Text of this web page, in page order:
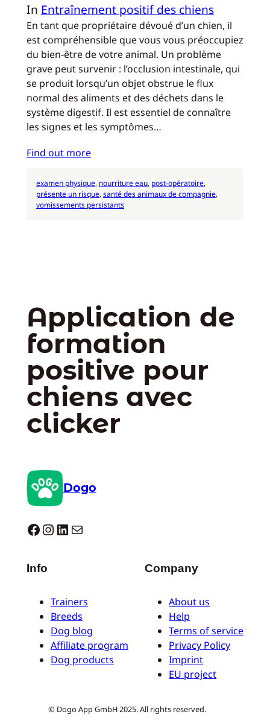
In Entraînement positif des chiens
En tant que propriétaire dévoué d’un chien, il
est compréhensible que vous vous préoccupiez
du bien-être de votre animal. Un problème
grave peut survenir : l’occlusion intestinale, qui
se produit lorsqu’un objet obstrue le flux
normal des aliments et des déchets dans le
système digestif. Il est essentiel de connaître
les signes et les symptômes…
Find out more
examen physique, nourriture eau, post-opératoire
présente un risque, santé des animaux de compagnie
vomissements persistants
Application de
formation
positive pour
chiens avec
clicker
Dogo
Dogo facebook InstagramLinkedIn E-mail
Info
Trainers
Breeds
Dog blog
Affiliate program
Dog products
Company
About us
Help
Terms of service
Privacy Policy
Imprint
EU project
© Dogo App GmbH 2025. All rights reserved.